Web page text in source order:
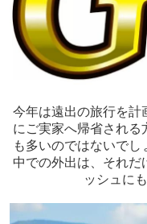
今年は遠出の旅行を計
にご実家へ帰省され
も多いのではないで
中での外出は、それだ
ッシュに